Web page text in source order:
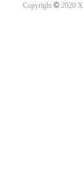
Copyright ©2020